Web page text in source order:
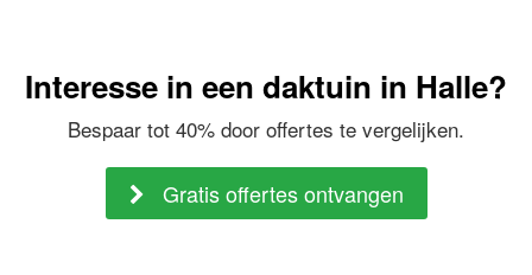
Interesse in een daktuin in Halle?
Bespaar tot 40% door offertes te vergelijken.
Gratis offertes ontvangen